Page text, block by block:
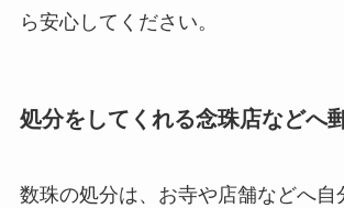
ら安心してください。
処分をしてくれる念珠店などへ
数珠の処分は、お寺や店舗などへ自